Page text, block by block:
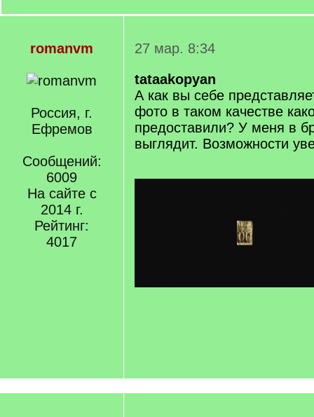
romanvm
Россия, г.
Ефремов
Сообщений:
6009
На сайте с
2014 г.
Рейтинг:
4017
27 мар. 8:34
tataakopyan
А как вы себе
фото в таком качестве
предоставили? У меня в
выглядит. Возможности